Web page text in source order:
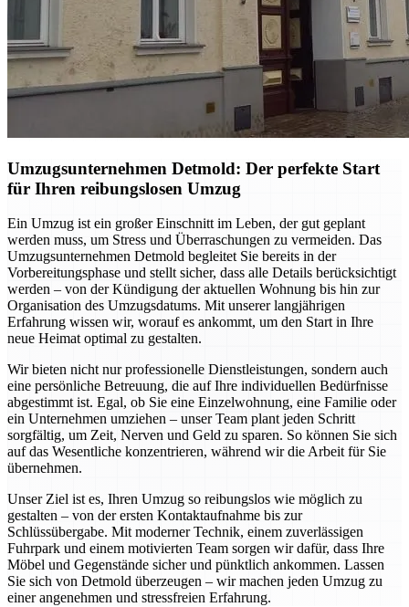
Umzugsunternehmen Detmold: Der perfekte Start
für Ihren reibungslosen Umzug
Ein Umzug ist ein großer Einschnitt im Leben, der gut geplant
werden muss, um Stress und Überraschungen zu vermeiden. Das
Umzugsunternehmen Detmold begleitet Sie bereits in der
Vorbereitungsphase und stellt sicher, dass alle Details berücksichtigt
werden – von der Kündigung der aktuellen Wohnung bis hin zur
Organisation des Umzugsdatums. Mit unserer langjährigen
Erfahrung wissen wir, worauf es ankommt, um den Start in Ihre
neue Heimat optimal zu gestalten.
Wir bieten nicht nur professionelle Dienstleistungen, sondern auch
eine persönliche Betreuung, die auf Ihre individuellen Bedürfnisse
abgestimmt ist. Egal, ob Sie eine Einzelwohnung, eine Familie oder
ein Unternehmen umziehen – unser Team plant jeden Schritt
sorgfältig, um Zeit, Nerven und Geld zu sparen. So können Sie sich
auf das Wesentliche konzentrieren, während wir die Arbeit für Sie
übernehmen.
Unser Ziel ist es, Ihren Umzug so reibungslos wie möglich zu
gestalten – von der ersten Kontaktaufnahme bis zur
Schlüssübergabe. Mit moderner Technik, einem zuverlässigen
Fuhrpark und einem motivierten Team sorgen wir dafür, dass Ihre
Möbel und Gegenstände sicher und pünktlich ankommen. Lassen
Sie sich von Detmold überzeugen – wir machen jeden Umzug zu
einer angenehmen und stressfreien Erfahrung.